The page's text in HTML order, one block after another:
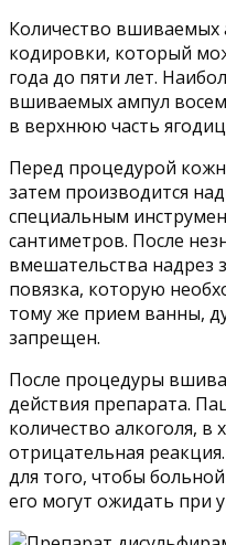
Количество вшиваемых
кодировки, который
года до пяти лет.
вшиваемых ампул
в верхнюю часть
Перед процедурой
затем производится
специальным
сантиметров. После
вмешательства надрез
повязка, которую
тому же прием ванны,
запрещен.
После процедуры
действия препарата.
количество алкоголя, в
отрицательная
для того, чтобы
его могут ожидать при